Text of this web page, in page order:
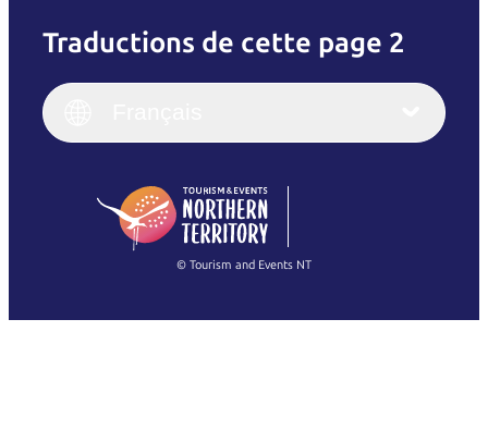
Traductions de cette page 2
English
(Singapore)
Français
Italiano
繁體中文
© Tourism and Events NT